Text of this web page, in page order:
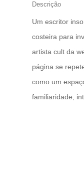
Descrição
Um escritor
costeira para
artista cult da
página se
como um
familiaridade,